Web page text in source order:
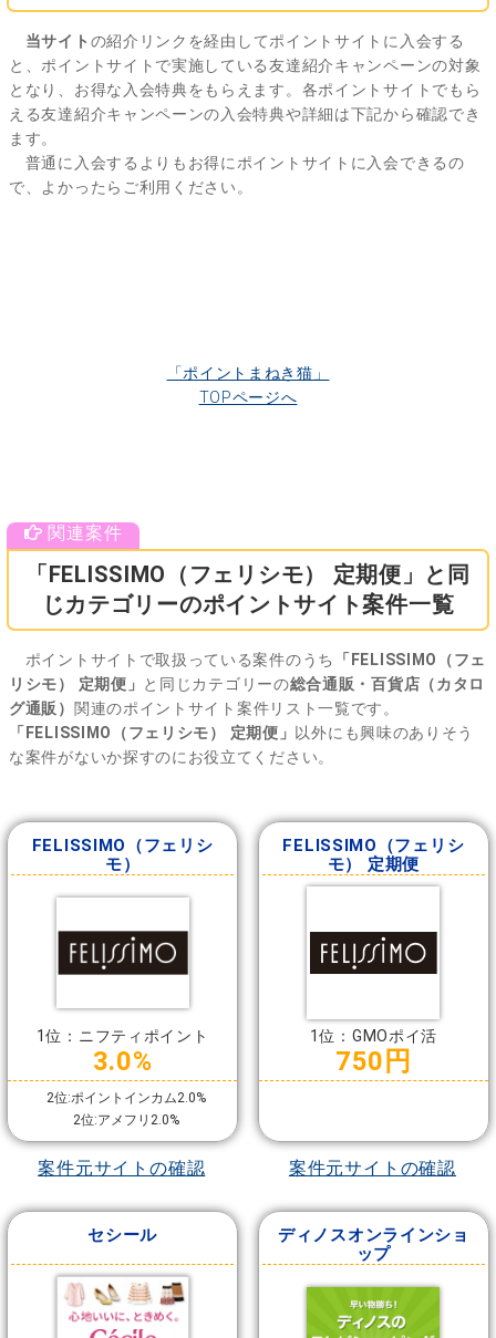
当サイト の紹介リンクを経由してポイントサイトに入会する
と、ポイントサイトで実施している友達紹介キャンペーンの対象
となり、お得な入会特典をもらえます。各ポイントサイトでもら
える友達紹介キャンペーンの入会特典や詳細は下記から確認でき
ます。
普通に入会するよりもお得にポイントサイトに入会できるの
で、よかったらご利用ください。
「ポイントまねき猫」
TOPページへ
「FELISSIMO（フェリシモ） 定期便」と同
じカテゴリーのポイントサイト案件一覧
ポイントサイトで取扱っている案件のうち
「FELISSIMO（フェ
リシモ） 定期便」 と同じカテゴリーの総合通販・百貨店（カタロ
グ通販） 関連のポイントサイト案件リスト一覧です。
「FELISSIMO（フェリシモ） 定期便」 以外にも興味のありそう
な案件がないか探すのにお役立てください。
FELISSIMO（フェリシ
モ）
1位：ニフティポイント
3.0%
2位:ポイントインカム2.0%
2位:アメフリ2.0%
案件元サイトの確認
FELISSIMO（フェリシ
モ） 定期便
1位：GMOポイ活
750円
案件元サイトの確認
セシール
ディノスオンラインショ
ップ